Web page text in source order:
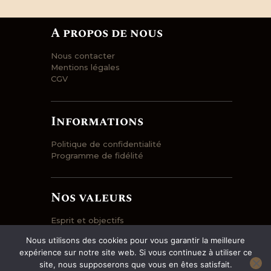
A propos de nous
Nous contacter
Mentions légales
CGV
Informations
Politique de confidentialité
Programme de fidélité
Nos valeurs
Esprit et objectifs
Prix et qualité
Entrepôt et logistique
Nous utilisons des cookies pour vous garantir la meilleure
expérience sur notre site web. Si vous continuez à utiliser ce
site, nous supposerons que vous en êtes satisfait.